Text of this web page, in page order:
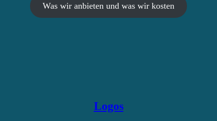
Was wir anbieten und was wir kosten
Logos